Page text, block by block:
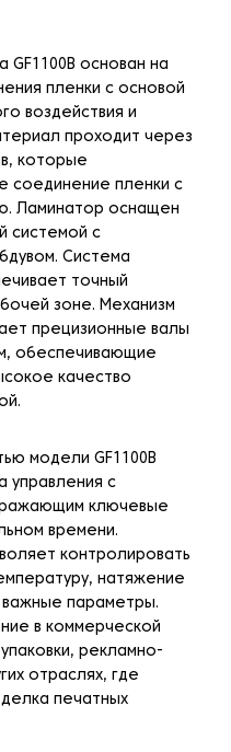
GF1100B основан на
пленки с основой
воздействия и
проходит через
которые
соединение пленки с
Ламинатор оснащен
системой с
Система
точный
зоне. Механизм
прецизионные валы
обеспечивающие
качество
модели GF1100B
управления с
ключевые
времени.
контролировать
натяжение
важные параметры.
в коммерческой
рекламно-
отраслях, где
печатных